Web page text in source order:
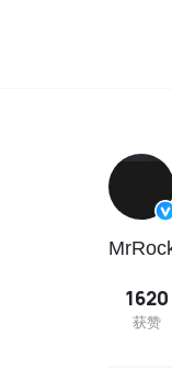
1620
获赞